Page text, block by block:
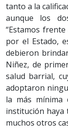
tanto a la
aunque los
“Estamos
por el Estado,
debieron
Niñez, de
salud barrial,
adoptaron
la más mínima
institución haya
muchos otros